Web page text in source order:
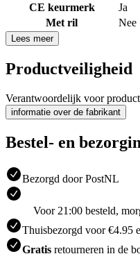
CE keurmerk
Ja
Met ril
Nee
Lees meer
Productveiligheid
Verantwoordelijk voor
informatie over de fabrikant
Bestel- en
Bezorgd door PostNL
Voor 21:00 besteld,
Thuisbezorgd voor €4.95
Gratis retourneren in de